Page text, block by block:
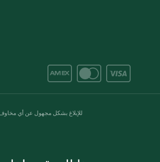
للإبلاغ بشكل مجهول عن أي مخاوف